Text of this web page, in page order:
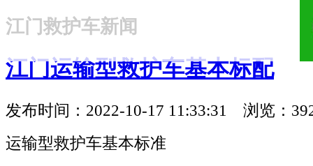
18321810781
江门救护车新闻
江门运输型救护车基本标配
发布时间：2022-10-17 11:33:31 浏览：
运输型救护车基本标准